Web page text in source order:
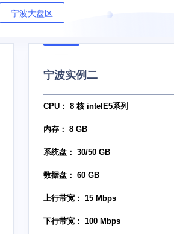
宁波大盘区
宁波实例二
CPU： 8 核 intelE5系列
内存： 8 GB
系统盘： 30/50 GB
数据盘： 60 GB
上行带宽： 15 Mbps
下行带宽： 100 Mbps